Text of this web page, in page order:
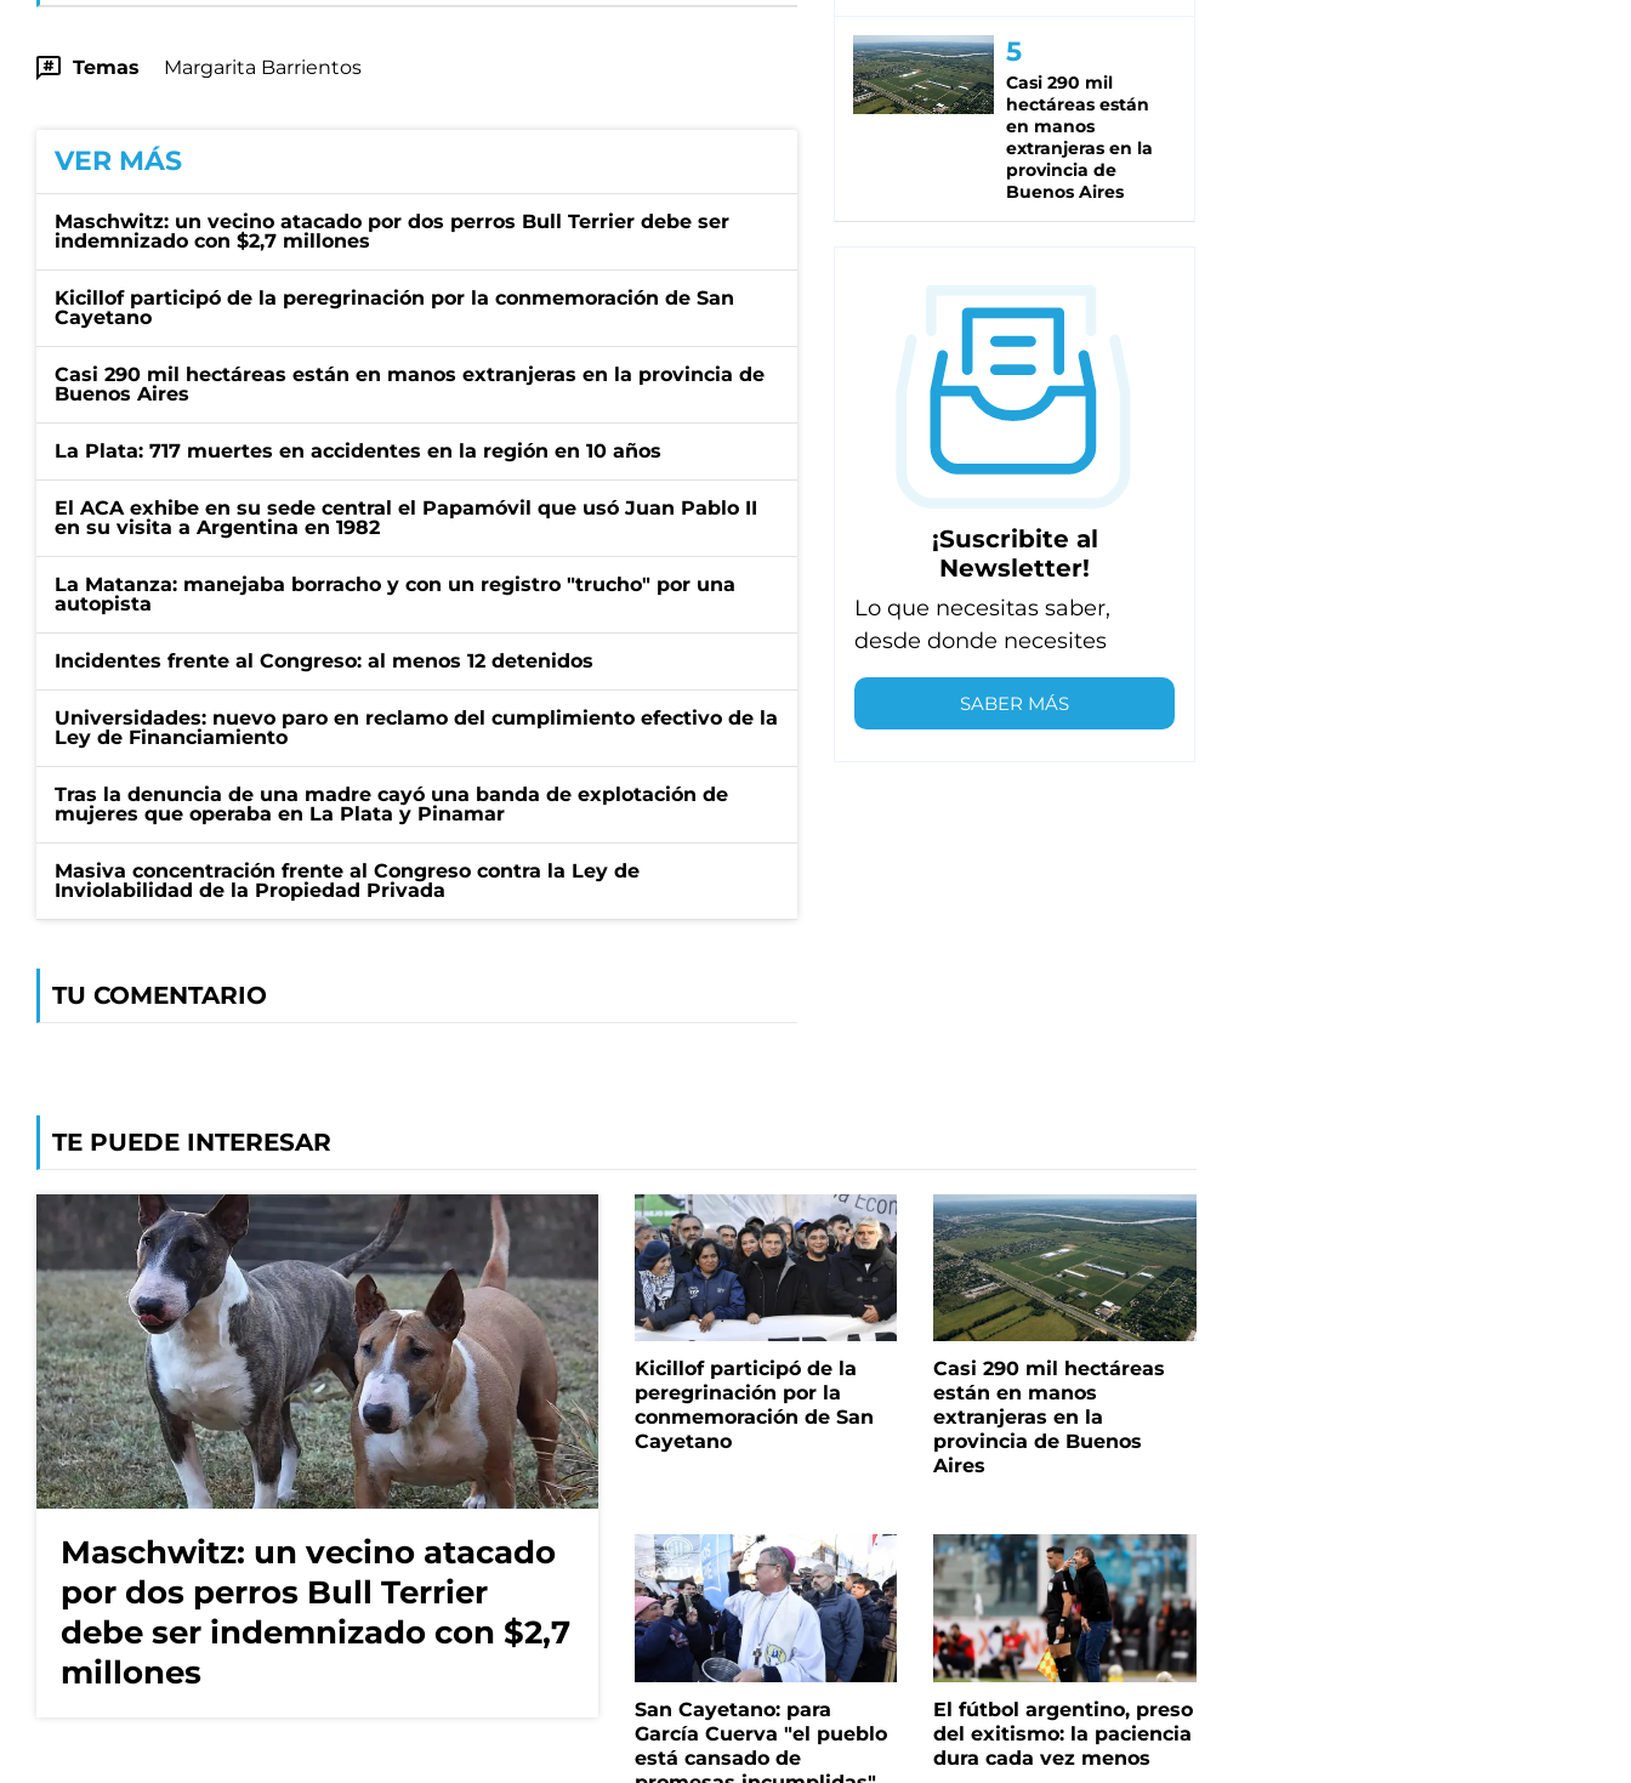
Temas Margarita Barrientos
VER MÁS
Maschwitz: un vecino atacado por dos perros Bull Terrier debe ser
indemnizado con $2,7 millones
Kicillof participó de la peregrinación por la conmemoración de San
Cayetano
Casi 290 mil hectáreas están en manos extranjeras en la provincia de
Buenos Aires
La Plata: 717 muertes en accidentes en la región en 10 años
El ACA exhibe en su sede central el Papamóvil que usó Juan Pablo II
en su visita a Argentina en 1982
La Matanza: manejaba borracho y con un registro "trucho" por una
autopista
Incidentes frente al Congreso: al menos 12 detenidos
Universidades: nuevo paro en reclamo del cumplimiento efectivo de la
Ley de Financiamiento
Tras la denuncia de una madre cayó una banda de explotación de
mujeres que operaba en La Plata y Pinamar
Masiva concentración frente al Congreso contra la Ley de
Inviolabilidad de la Propiedad Privada
TU COMENTARIO
Casi 290 mil
hectáreas están
en manos
extranjeras en la
provincia de
Buenos Aires
¡Suscribite al
Newsletter!
Lo que necesitas saber,
desde donde necesites
SABER MÁS
TE PUEDE INTERESAR
Maschwitz: un vecino atacado
por dos perros Bull Terrier
debe ser indemnizado con $2,7
millones
Kicillof participó de la
peregrinación por la
conmemoración de San
Cayetano
Casi 290 mil hectáreas
están en manos
extranjeras en la
provincia de Buenos
Aires
San Cayetano: para
García Cuerva "el pueblo
está cansado de
El fútbol argentino, preso
del exitismo: la paciencia
dura cada vez menos